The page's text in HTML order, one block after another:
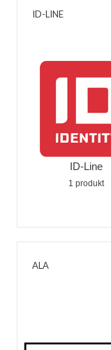
ID-LINE
ID-Line
1 produkt
ALA